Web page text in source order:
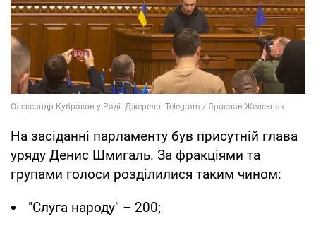
На засіданні парламенту був присутній глава
уряду Денис Шмигаль. За фракціями та
групами голоси розділилися таким чином:
"Слуга народу" – 200;